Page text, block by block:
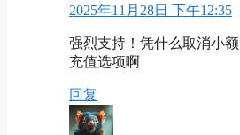
2025年11月28日 下午12:35
强烈支持！凭什么取消小额
充值选项啊
回复